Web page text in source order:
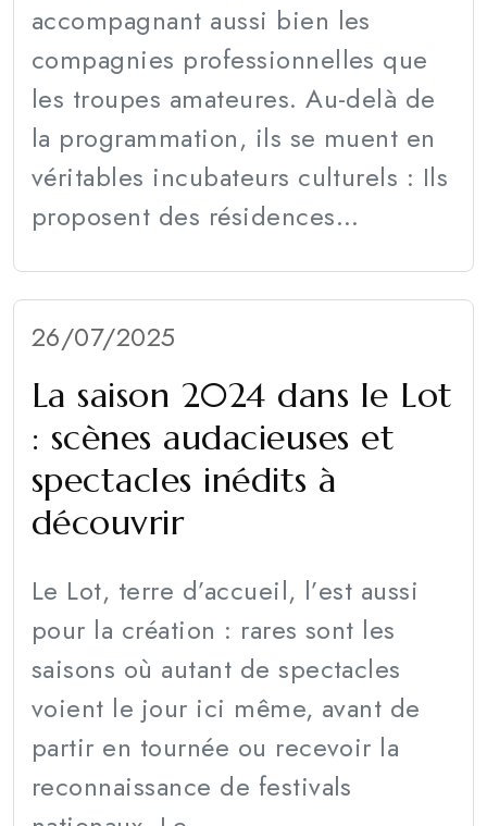
accompagnant aussi bien les
compagnies professionnelles que
les troupes amateures. Au-delà de
la programmation, ils se muent en
véritables incubateurs culturels : Ils
proposent des résidences...
26/07/2025
La saison 2024 dans le Lot
: scènes audacieuses et
spectacles inédits à
découvrir
Le Lot, terre d’accueil, l’est aussi
pour la création : rares sont les
saisons où autant de spectacles
voient le jour ici même, avant de
partir en tournée ou recevoir la
reconnaissance de festivals